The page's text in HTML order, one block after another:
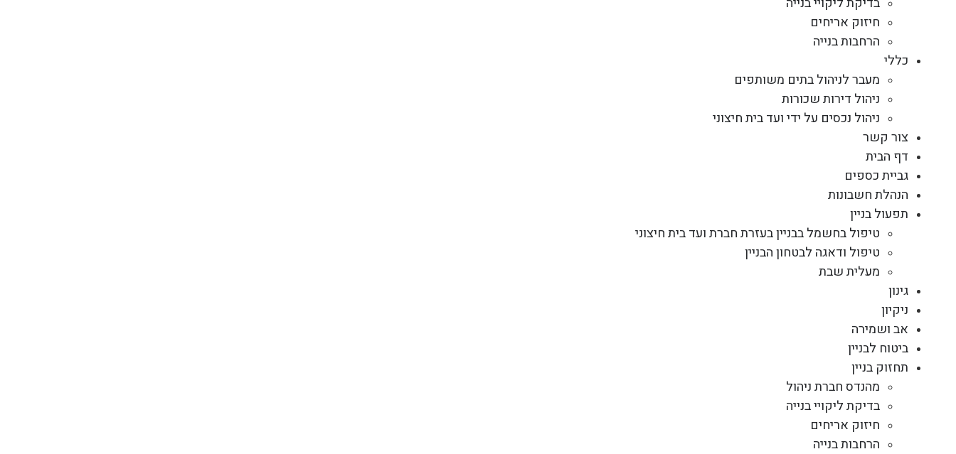
חיזוק אריחים
הרחבות בנייה
כללי
מעבר לניהול בתים משותפים
ניהול דירות שכורות
ניהול נכסים על ידי ועד בית חיצוני
צור קשר
דף הבית
גביית כספים
הנהלת חשבונות
תפעול בניין
טיפול בחשמל בבניין בעזרת חברת ועד בית חיצוני
טיפול ודאגה לבטחון הבניין
מעלית שבת
גינון
ניקיון
אב ושמירה
ביטוח לבניין
תחזוק בניין
מהנדס חברת ניהול
בדיקת ליקויי בנייה
חיזוק אריחים
הרחבות בנייה